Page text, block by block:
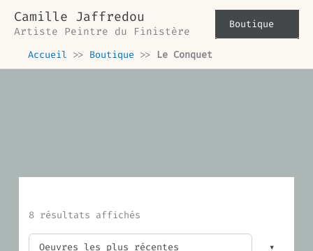
contenu
Camille Jaffredou
Artiste Peintre du Finistère
Boutique
Accueil >> Boutique >> Le Conquet
8 résultats affichés
du
plus
récent
plus
ancien